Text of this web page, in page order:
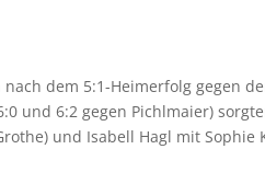
dem 5:1-Heimerfolg gegen
und 6:2 gegen Pichlmaier)
und Isabell Hagl mit